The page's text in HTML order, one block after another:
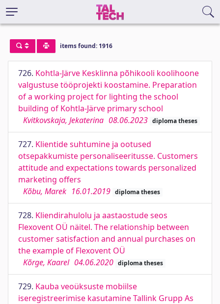
items found: 1916
726. Kohtla-Järve Kesklinna põhikooli koolihoone
valgustuse tööprojekti koostamine. Preparation
of a working project for lighting the school
building of Kohtla-Järve primary school
Kvitkovskaja, Jekaterina 08.06.2023 diploma theses
727. Klientide suhtumine ja ootused
otsepakkumiste personaliseeritusse. Customers
attitude and expectations towards personalized
marketing offers
Kõbu, Marek 16.01.2019 diploma theses
728. Kliendirahulolu ja aastaostude seos
Flexovent OÜ näitel. The relationship between
customer satisfaction and annual purchases on
the example of Flexovent OÜ
Kõrge, Kaarel 04.06.2020 diploma theses
729. Kauba veoüksuste mobiilse
iseregistreerimise kasutamine Tallink Grupp As